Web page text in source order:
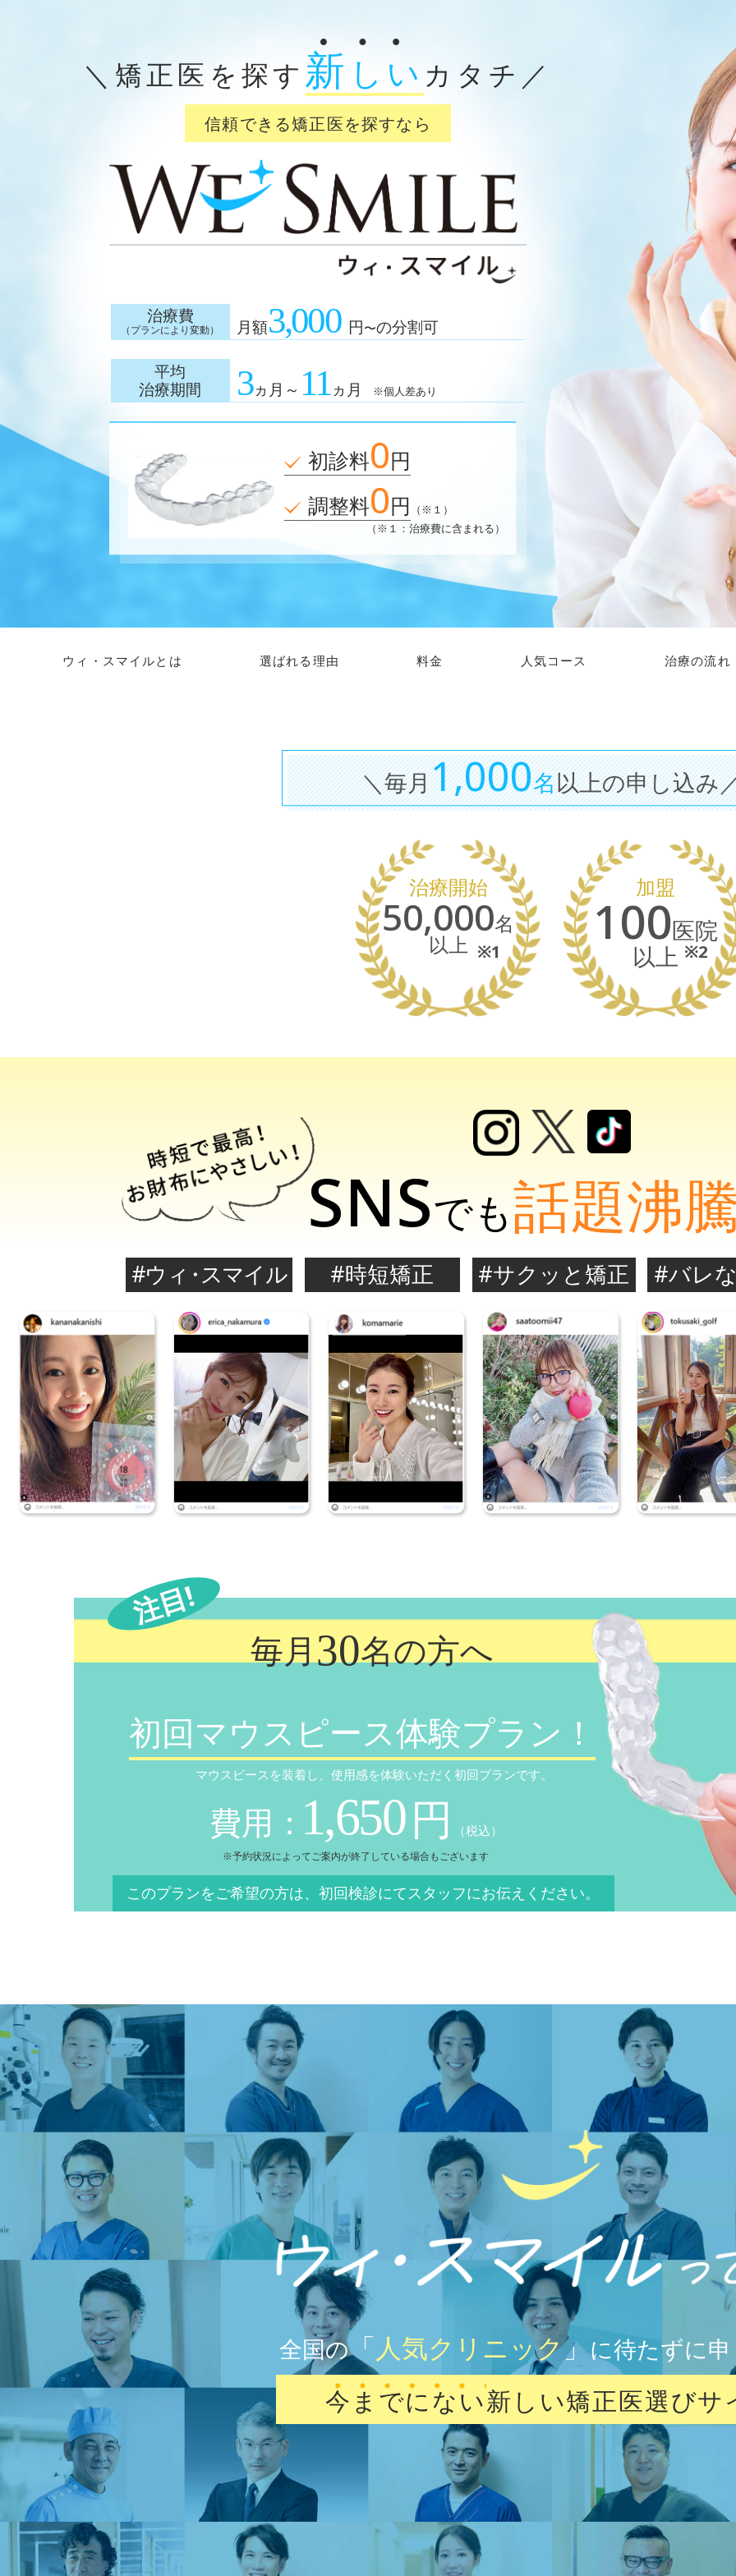
＼矯正医を探す 新 しい カタチ／
信頼できる矯正医を探すなら
治療費
（プランにより変動） 月額3,000 円〜の分割可
平均
治療期間
3ヵ月 ～ 11ヵ月 ※個人差あり
初診料0円
調整料0円
（※１）
（※１：治療費に含まれる）
ウィ・スマイルとは 選ばれる理由 料金 人気コース 治療の流れ
＼毎月1,000名以上の申し込み
治療開始
50,000名
以上 ※1
加盟
100医院
以上 ※2
SNSでも話題沸
#ウィ・スマイル #時短矯正 #サクッと矯正 #バレ
注目!
毎月30名の方へ
初回マウスピース体験プラン！
マウスピースを装着し、使用感を体験いただく初回プランです。
費用：1,650円 （税込）
※予約状況によってご案内が終了している場合もございます
このプランをご希望の方は、初回検診にてスタッフにお伝えください。
全国の「 人気クリニック」に待たずに
今までにない新しい矯正医選びサ